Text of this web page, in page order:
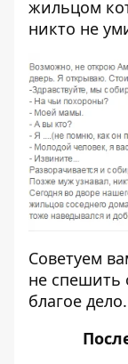
жильцом
никто не
Советуем
не спешить
благое дело.